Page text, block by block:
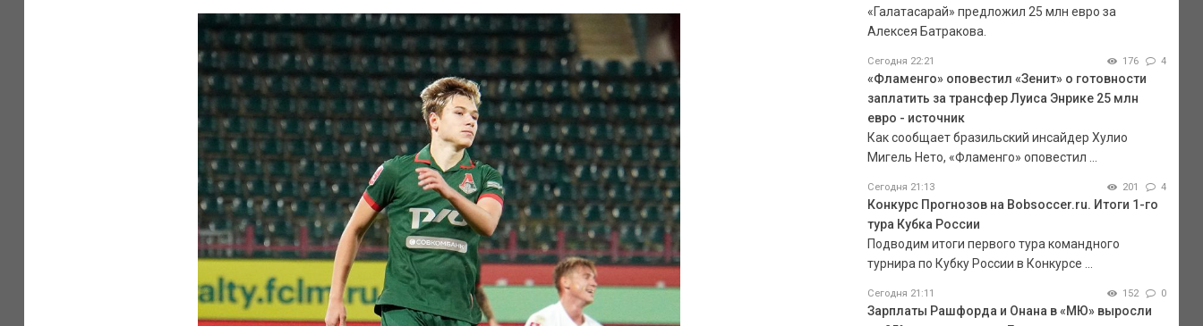
«Галатасарай» предложил 25 млн евро за
Алексея Батракова.
Сегодня 22:21 176 4
«Фламенго» оповестил «Зенит» о готовности
заплатить за трансфер Луиса Энрике 25 млн
евро - источник
Как сообщает бразильский инсайдер Хулио
Мигель Нето, «Фламенго» оповестил ...
Сегодня 21:13 201 4
Конкурс Прогнозов на Bobsoccer.ru. Итоги 1-го
тура Кубка России
Подводим итоги первого тура командного
турнира по Кубку России в Конкурсе ...
Сегодня 21:11 152 0
Зарплаты Рашфорда и Онана в «МЮ» выросли